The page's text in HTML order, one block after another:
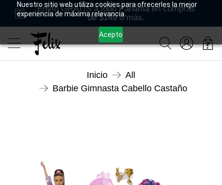
Nuestro sitio web utiliza cookies para ofrecerles la mejor
experiencia de máxima relevancia.
Acepto
Envío GRATIS a todo Panamá en compras
de $149 o más.
Inicio
All
Barbie Gimnasta Cabello Castaño